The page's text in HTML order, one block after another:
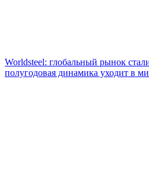
Worldsteel: глобальный рынок
полугодовая динамика уходит в